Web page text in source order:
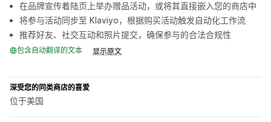
在品牌宣传着陆页上举办赠品活动，或将其直接嵌入您的商店中
将参与活动同步至 Klaviyo，根据购买活动触发自动化工作流
推荐好友、社交互动和照片提交，确保参与的合法合规性
包含自动翻译的文本 显示原文
深受您的同类商店的喜爱
位于美国